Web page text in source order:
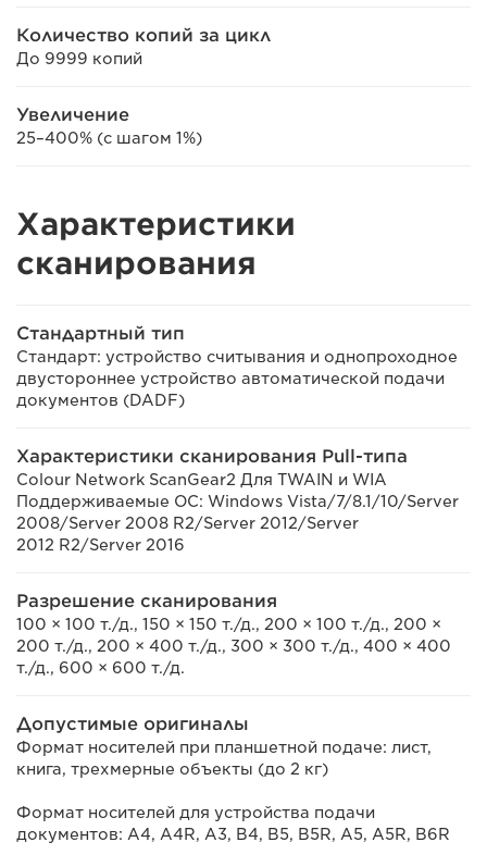
Количество копий за цикл
До 9999 копий
Увеличение
25–400% (с шагом 1%)
Характеристики
сканирования
Стандартный тип
Стандарт: устройство считывания и однопроходное
двустороннее устройство автоматической подачи
документов (DADF)
Характеристики сканирования Pull-типа
Colour Network ScanGear2 Для TWAIN и WIA
Поддерживаемые ОС: Windows Vista/7/8.1/10/Server
2008/Server 2008 R2/Server 2012/Server
2012 R2/Server 2016
Разрешение сканирования
100 × 100 т./д., 150 × 150 т./д., 200 × 100 т./д., 200 ×
200 т./д., 200 × 400 т./д., 300 × 300 т./д., 400 × 400
т./д., 600 × 600 т./д.
Допустимые оригиналы
Формат носителей при планшетной подаче: лист,
книга, трехмерные объекты (до 2 кг)
Формат носителей для устройства подачи
документов: A4, A4R, A3, B4, B5, B5R, A5, A5R, B6R